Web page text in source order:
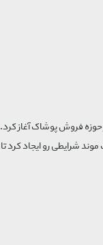
تگین و شماره ثبت 494131، فعالیت خود را در حوزه فروش پوشاک آغاز کرد.
موند شرایطی رو ایجاد کرد تا